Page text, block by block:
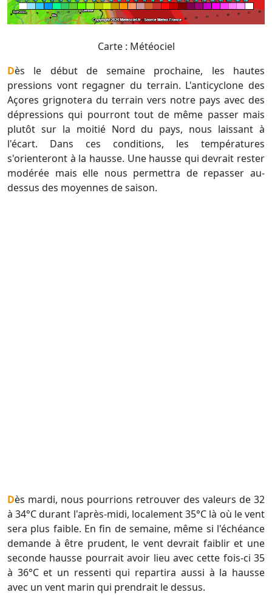
Carte : Météociel
Dès le début de semaine prochaine, les hautes
pressions vont regagner du terrain. L'anticyclone des
Açores grignotera du terrain vers notre pays avec des
dépressions qui pourront tout de même passer mais
plutôt sur la moitié Nord du pays, nous laissant à
l'écart. Dans ces conditions, les températures
s'orienteront à la hausse. Une hausse qui devrait rester
modérée mais elle nous permettra de repasser au-
dessus des moyennes de saison.
Dès mardi, nous pourrions retrouver des valeurs de 32
à 34°C durant l'après-midi, localement 35°C là où le vent
sera plus faible. En fin de semaine, même si l'échéance
demande à être prudent, le vent devrait faiblir et une
seconde hausse pourrait avoir lieu avec cette fois-ci 35
à 36°C et un ressenti qui repartira aussi à la hausse
avec un vent marin qui prendrait le dessus.